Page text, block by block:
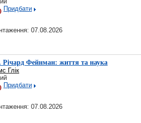
Придбати
07.08.2026
Річард Фейнман: життя та наука
Глік
Придбати
07.08.2026